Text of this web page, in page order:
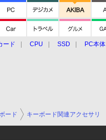
ード CPU SSD PC本体
ード キーボード関連アクセサリ